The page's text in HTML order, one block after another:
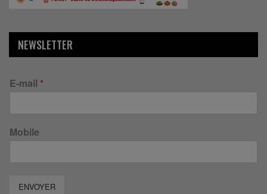
NEWSLETTER
E-mail *
Mobile
ENVOYER